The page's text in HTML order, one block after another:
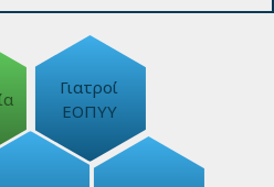
Γιατροί
ΕΟΠΥΥ